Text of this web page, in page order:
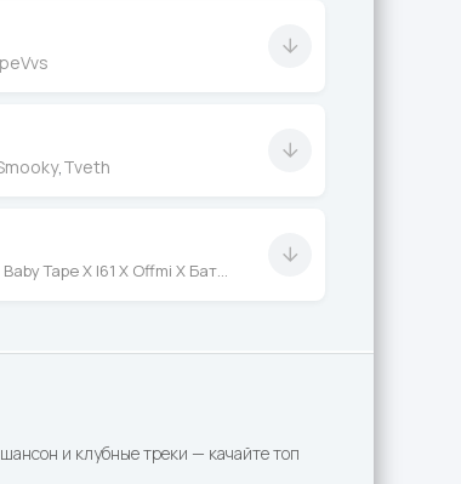
и клубные треки — качайте топ
, Tveth
Boulevard Depo X Big Baby Tape X I61 X Offmi X Батерс